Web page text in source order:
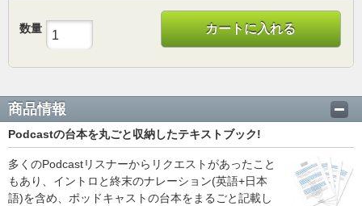
数量 カートに入れる
商品情報
Podcastの台本を丸ごと収納したテキストブック!
多くのPodcastリスナーからリクエストがあったこと
もあり、イントロと終末のナレーション(英語+日本
語)を含め、ポッドキャストの台本をまるごと記載し